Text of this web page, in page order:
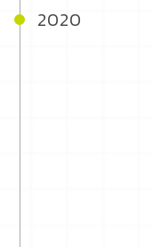
2020